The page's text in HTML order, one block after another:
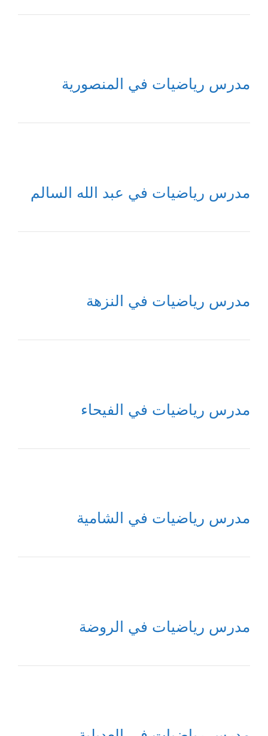
مدرس رياضيات في المنصورية
مدرس رياضيات في عبد الله السالم
مدرس رياضيات في النزهة
مدرس رياضيات في الفيحاء
مدرس رياضيات في الشامية
مدرس رياضيات في الروضة